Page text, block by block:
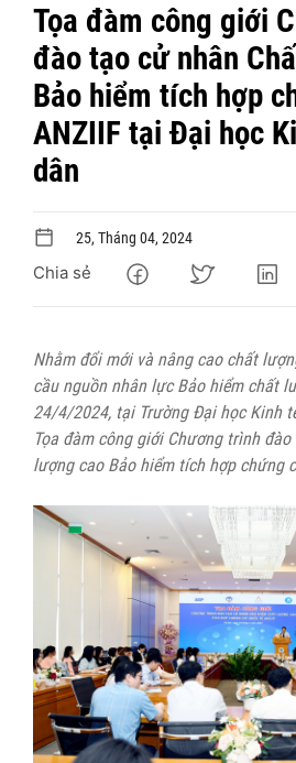
Tọa đàm công giới
đào tạo cử nhân
Bảo hiểm tích hợp
ANZIIF tại Đại học
dân
25, Tháng 04, 2024
Chia sẻ
Nhằm đổi mới và nâng cao chất
cầu nguồn nhân lực Bảo hiểm chất
24/4/2024, tại Trường Đại học Kinh
Tọa đàm công giới Chương trình
lượng cao Bảo hiểm tích hợp chứng